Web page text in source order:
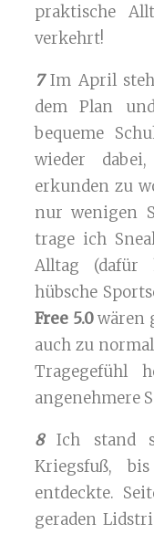
praktische
verkehrt!
7Im April
dem Plan
bequeme
wieder
erkunden zu
nur wenigen
trage ich
Alltag (dafür
hübsche
Free 5.0wären
auch zu
Tragegefühl
angenehmere
8Ich stand
Kriegsfuß,
entdeckte.
geraden